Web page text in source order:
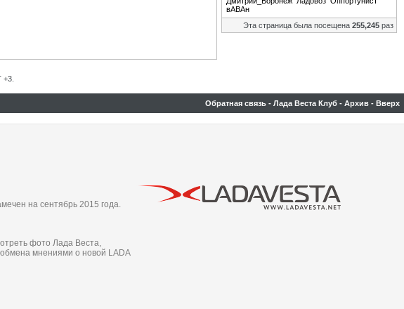
вАВАн
Эта страница была посещена 255,245 раз
+3.
Обратная связь - Лада Веста Клуб - Архив - Вверх
на сентябрь 2015 года.
фото Лада Веста,
мнениями о новой LADA